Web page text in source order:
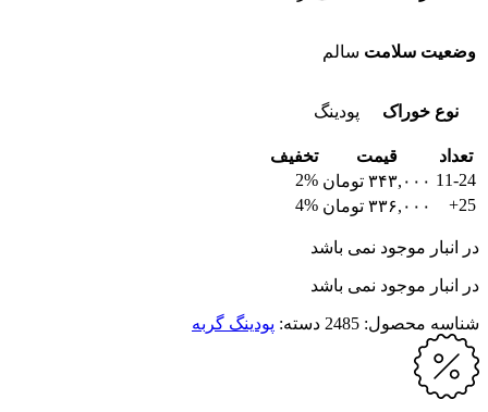
وضعیت سلامت سالم
نوع خوراک پودینگ
تعداد قیمت
تخفیف
11-24 ۳۴۳,۰۰۰ تومان 2%
25+
۳۳۶,۰۰۰ تومان 4%
در انبار موجود نمی باشد
در انبار موجود نمی باشد
شناسه محصول: 2485 دسته: پودینگ گربه